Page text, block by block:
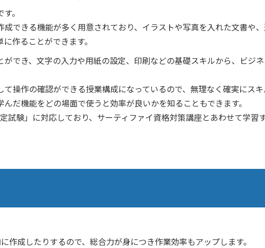
。
できる機能が多く用意されており、イラストや写真を入れた文書や
作ることができます。
でき、文字の入力や用紙の設定、印刷などの基礎スキルから、ビジ
操作の確認ができる授業構成になっているので、無理なく確実にスキ
だ機能をどの場面で使うと効率が良いかを知ることもできます。
試験」に対応しており、サーティファイ資格対策講座とあわせて学習
成したりするので、総合力が身につき作業効率もアップします。